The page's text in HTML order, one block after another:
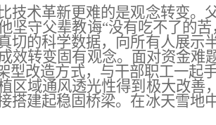
技术革新更难的是观念转变。
坚守父辈教诲“没有吃不了的
切的科学数据，向所有人展示
效转变固有观念。 面对资金难
型改造方式，与干部职工一起
区域通风透光性得到极大改善
搭建起稳固桥梁。 在冰天雪地